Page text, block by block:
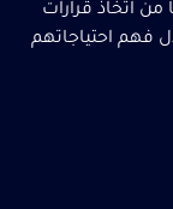
من اتخاذ قرارات
فهم احتياجاتهم